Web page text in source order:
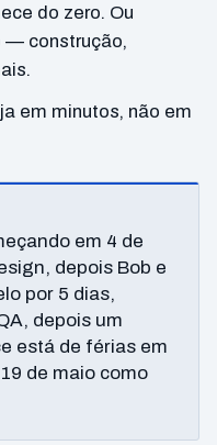
do zero. Ou
— construção,
em minutos, não em
em 4 de
depois Bob e
por 5 dias,
depois um
está de férias em
de maio como